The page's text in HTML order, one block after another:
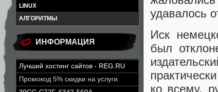
LINUX
АЛГОРИТМЫ
ИНФОРМАЦИЯ
Лучший хостинг сайтов - REG.RU
Промокод 5% скидки на услуги
удавалось
Иск
был
ко всему,